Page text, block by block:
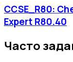
CCSE_R80:
Expert R80.40
Часто